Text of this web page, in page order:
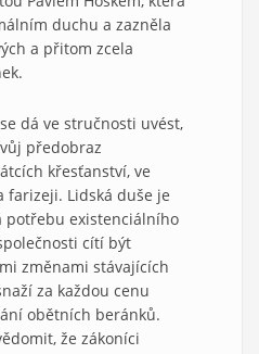
duchu a zazněla
a přitom zcela
dá ve stručnosti uvést,
předobraz
křesťanství, ve
farizeji. Lidská duše je
potřebu existenciálního
cítí být
změnami stávajících
za každou cenu
obětních beránků.
že zákoníci